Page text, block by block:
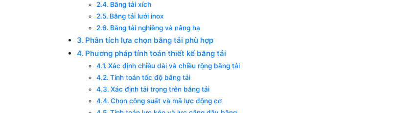
Băng tải xích
Băng tải lưới inox
Băng tải nghiêng và nâng hạ
Phân tích lựa chọn băng tải phù hợp
Phương pháp tính toán thiết kế băng tải
Xác định chiều dài và chiều rộng băng tải
Tính toán tốc độ băng tải
Xác định tải trọng trên băng tải
Chọn công suất và mã lực động cơ